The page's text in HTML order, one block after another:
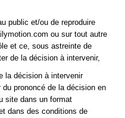
public et/ou de reproduire
ou sur tout autre
et ce, sous astreinte de
de la décision à intervenir,
la décision à intervenir
prononcé de la décision en
site dans un format
dans des conditions de